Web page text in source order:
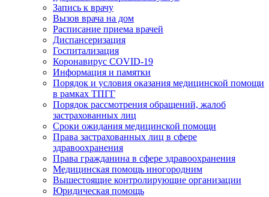
Запись к врачу
Вызов врача на дом
Расписание приема врачей
Диспансеризация
Госпитализация
Коронавирус COVID-19
Информация и памятки
Порядок и условия оказания медицинской помощи
в рамках ТПГГ
Порядок рассмотрения обращений, жалоб
застрахованных лиц
Сроки ожидания медицинской помощи
Права застрахованных лиц в сфере
здравоохранения
Права гражданина в сфере здравоохранения
Медицинская помощь иногородним
Вышестоящие контролирующие организации
Юридическая помощь